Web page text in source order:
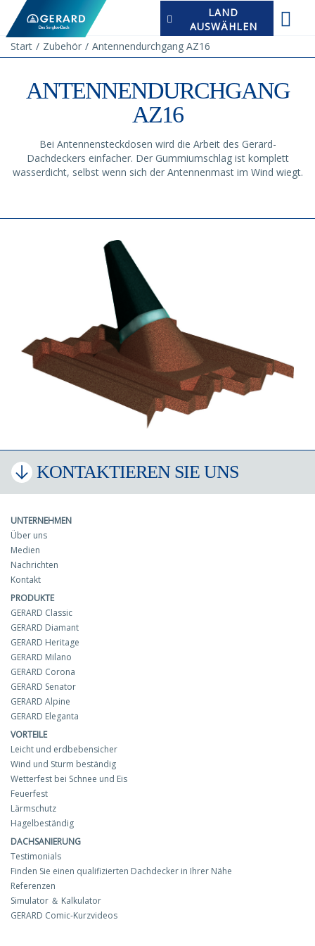
LAND
AUSWÄHLEN
Start
Zubehör Antennendurchgang AZ16
ANTENNENDURCHGANG
AZ16
Bei Antennensteckdosen wird die Arbeit des Gerard-
Dachdeckers einfacher. Der Gummiumschlag ist komplett
wasserdicht, selbst wenn sich der Antennenmast im Wind wiegt.
KONTAKTIEREN SIE UNS
UNTERNEHMEN
Über uns
Medien
Nachrichten
Kontakt
PRODUKTE
GERARD Classic
GERARD Diamant
GERARD Heritage
GERARD Milano
GERARD Corona
GERARD Senator
GERARD Alpine
GERARD Eleganta
VORTEILE
Leicht und erdbebensicher
Wind und Sturm beständig
Wetterfest bei Schnee und Eis
Feuerfest
Lärmschutz
Hagelbeständig
DACHSANIERUNG
Testimonials
Finden Sie einen qualifizierten Dachdecker in Ihrer Nähe
Referenzen
Simulator ＆ Kalkulator
GERARD Comic-Kurzvideos